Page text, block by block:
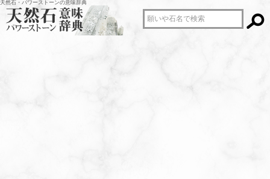
天然石・パワーストーンの意味辞典